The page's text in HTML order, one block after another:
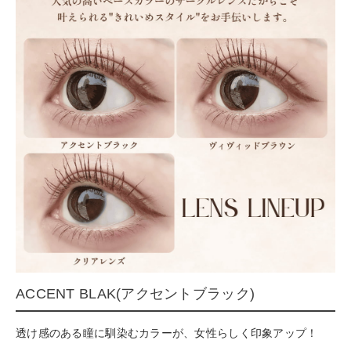
ACCENT BLAK(アクセントブラック)
透け感のある瞳に馴染むカラーが、女性らしく印象アップ！